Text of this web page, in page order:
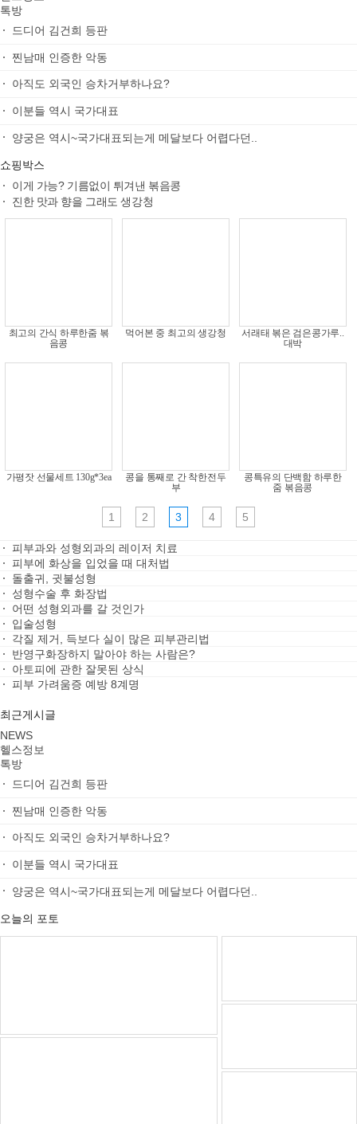
톡방
드디어 김건희 등판
찐남매 인증한 악동
아직도 외국인 승차거부하나요?
이분들 역시 국가대표
양궁은 역시~국가대표되는게 메달보다 어렵다던..
쇼핑박스
이게 가능? 기름없이 튀겨낸 볶음콩
진한 맛과 향을 그래도 생강청
최고의 간식 하루한줌 볶
음콩
먹어본 중 최고의 생강청
서래태 볶은 검은콩가루..
대박
가평잣 선물세트 130g*3ea
콩을 통째로 간 착한전두
부
콩특유의 단백함 하루한
줌 볶음콩
1 2 3 4 5
피부과와 성형외과의 레이저 치료
피부에 화상을 입었을 때 대처법
돌출귀, 귓불성형
성형수술 후 화장법
어떤 성형외과를 갈 것인가
입술성형
각질 제거, 득보다 실이 많은 피부관리법
반영구화장하지 말아야 하는 사람은?
아토피에 관한 잘못된 상식
피부 가려움증 예방 8계명
최근게시글
NEWS
헬스정보
톡방
드디어 김건희 등판
찐남매 인증한 악동
아직도 외국인 승차거부하나요?
이분들 역시 국가대표
양궁은 역시~국가대표되는게 메달보다 어렵다던..
오늘의 포토